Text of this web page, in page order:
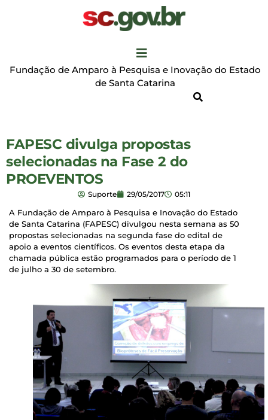
Fundação de Amparo à Pesquisa e Inovação do Estado
de Santa Catarina
FAPESC divulga propostas
selecionadas na Fase 2 do
PROEVENTOS
Suporte 29/05/2017 05:11
A Fundação de Amparo à Pesquisa e Inovação do Estado
de Santa Catarina (FAPESC) divulgou nesta semana as 50
propostas selecionadas na segunda fase do edital de
apoio a eventos científicos. Os eventos desta etapa da
chamada pública estão programados para o período de 1
de julho a 30 de setembro.